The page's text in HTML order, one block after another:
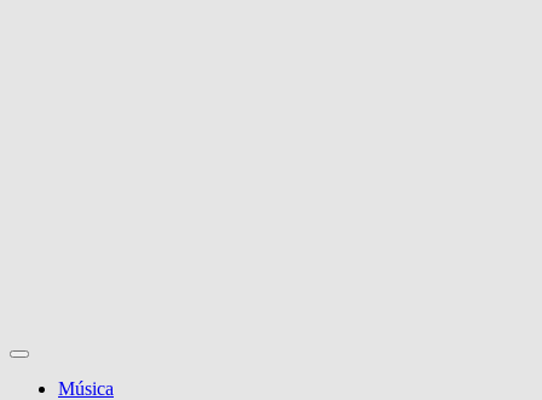
Música